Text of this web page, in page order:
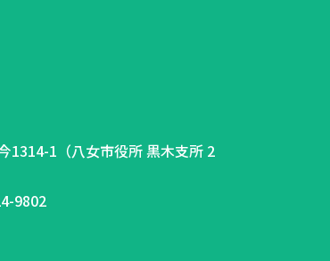
1314-1（八女市役所 黒木支所 2
9802